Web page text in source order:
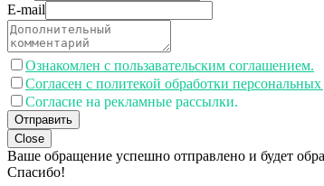
E-mail
Ознакомлен с пользавательским соглашением.
Согласен с политекой обработки
Согласие на рекламные рассылки.
Отправить
Close
Ваше обращение успешно отправлено и будет
Спасибо!